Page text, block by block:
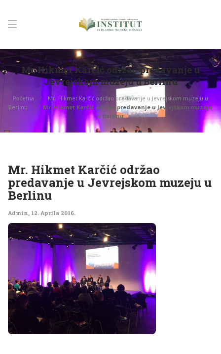
Mr. Hikmet Karčić održao predavanje u
Jevrejskom muzeju u Berlinu
Početna
Mr. Hikmet Karčić održao predavanje u Jevrejskom muzeju u
Berlinu
Mr. Hikmet Karčić održao predavanje u Jevrejskom muzeju
u Berlinu
Mr. Hikmet Karčić održao
predavanje u Jevrejskom muzeju u
Berlinu
Admin, 12. Aprila 2016.